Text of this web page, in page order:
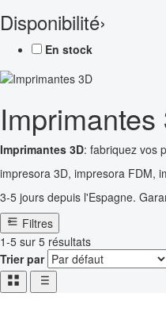
Disponibilité›
En stock
Imprimantes
Imprimantes 3D: fabriquez vos
impresora 3D, impresora FDM,
3-5 jours depuis l'Espagne.
Filtres
1-5 sur 5 résultats
Trier par